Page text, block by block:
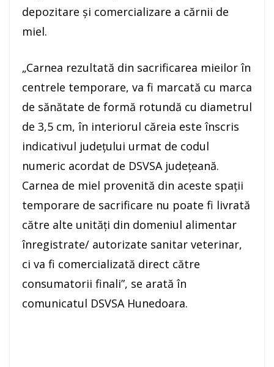
depozitare și comercializare a cărnii de
miel.
„Carnea rezultată din sacrificarea mieilor în
centrele temporare, va fi marcată cu marca
de sănătate de formă rotundă cu diametrul
de 3,5 cm, în interiorul căreia este înscris
indicativul județului urmat de codul
numeric acordat de DSVSA județeană.
Carnea de miel provenită din aceste spații
temporare de sacrificare nu poate fi livrată
către alte unități din domeniul alimentar
înregistrate/ autorizate sanitar veterinar,
ci va fi comercializată direct către
consumatorii finali”, se arată în
comunicatul DSVSA Hunedoara.